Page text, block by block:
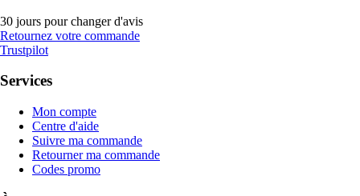
30 jours pour changer d'avis
Retournez votre commande
Trustpilot
Services
Mon compte
Centre d'aide
Suivre ma commande
Retourner ma commande
Codes promo